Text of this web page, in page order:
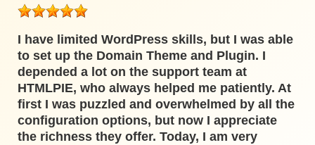
I have limited WordPress skills, but I was able
to set up the Domain Theme and Plugin. I
depended a lot on the support team at
HTMLPIE, who always helped me patiently. At
first I was puzzled and overwhelmed by all the
configuration options, but now I appreciate
the richness they offer. Today, I am very